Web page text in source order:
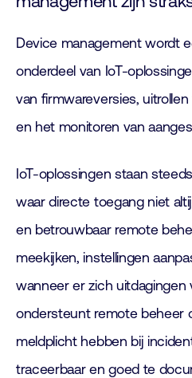
Device management wordt
onderdeel van IoT-
van firmwareversies,
en het monitoren van
IoT-oplossingen staan
waar directe toegang niet
en betrouwbaar remote
meekijken, instellingen
wanneer er zich uitdagingen
ondersteunt remote beheer
meldplicht hebben bij
traceerbaar en goed te